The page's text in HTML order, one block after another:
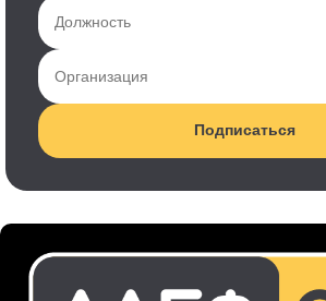
Подписаться